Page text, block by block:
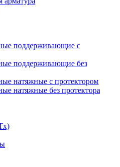
поддерживающие с
поддерживающие без
натяжные с протектором
натяжные без протектора